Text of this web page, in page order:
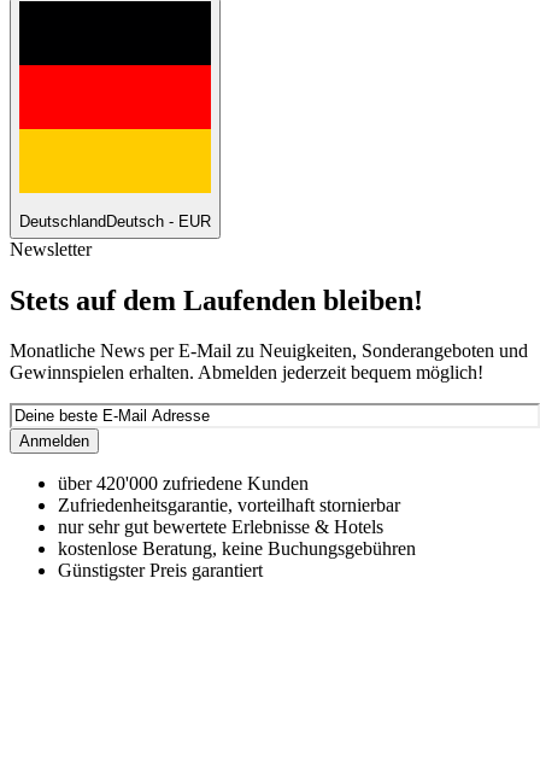
DeutschlandDeutsch - EUR
Newsletter
Stets auf dem Laufenden bleiben!
Monatliche News per E-Mail zu Neuigkeiten, Sonderangeboten und
Gewinnspielen erhalten. Abmelden jederzeit bequem möglich!
Anmelden
über 420'000 zufriedene Kunden
Zufriedenheitsgarantie, vorteilhaft stornierbar
nur sehr gut bewertete Erlebnisse & Hotels
kostenlose Beratung, keine Buchungsgebühren
Günstigster Preis garantiert